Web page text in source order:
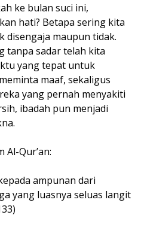
ke bulan suci ini,
hati? Betapa sering kita
disengaja maupun tidak.
tanpa sadar telah kita
yang tepat untuk
maaf, sekaligus
yang pernah menyakiti
ibadah pun menjadi
Al-Qur’an:
ampunan dari
yang luasnya seluas langit